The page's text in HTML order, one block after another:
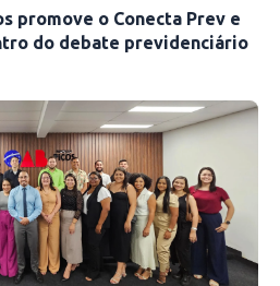
promove o Conecta Prev e
do debate previdenciário